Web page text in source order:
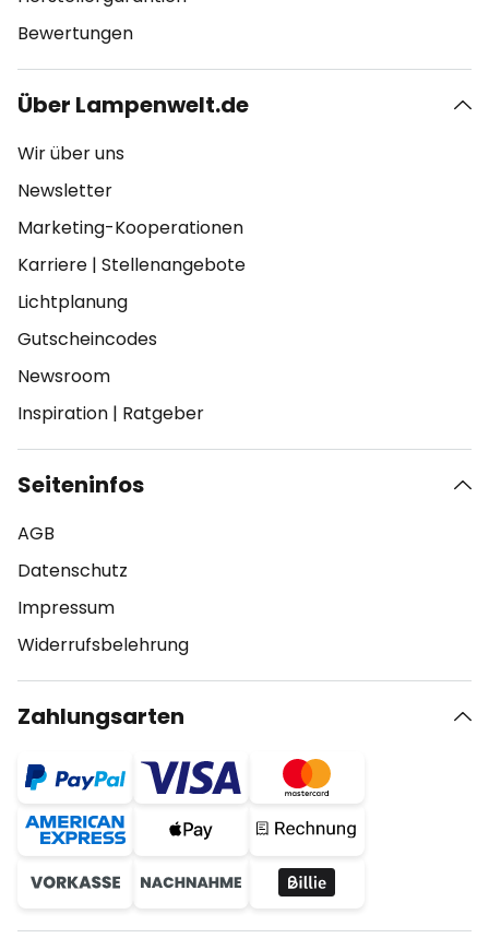
Bewertungen
Über Lampenwelt.de
Wir über uns
Newsletter
Marketing-Kooperationen
Karriere | Stellenangebote
Lichtplanung
Gutscheincodes
Newsroom
Inspiration | Ratgeber
Seiteninfos
AGB
Datenschutz
Impressum
Widerrufsbelehrung
Zahlungsarten